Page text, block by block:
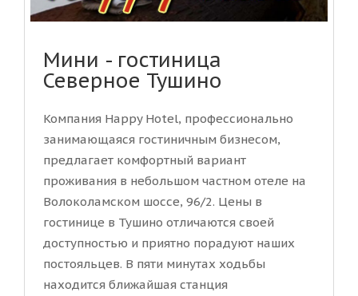
Мини - гостиница
Северное Тушино
Компания Happy Hotel, профессионально
занимающаяся гостиничным бизнесом,
предлагает комфортный вариант
проживания в небольшом частном отеле на
Волоколамском шоссе, 96/2. Цены в
гостинице в Тушино отличаются своей
доступностью и приятно порадуют наших
постояльцев. В пяти минутах ходьбы
находится ближайшая станция